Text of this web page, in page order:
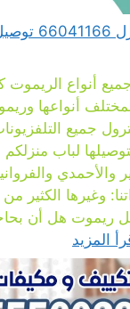
توصيل ريموت
جميع أنواع
أنواعها
جميع
لباب
والأحمدي
وغيرها الكثير
ريموت هل أن
المزيد